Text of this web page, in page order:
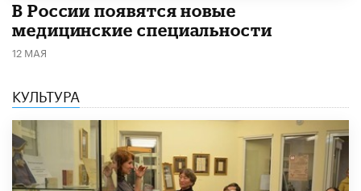
В России появятся новые
медицинские специальности
12 МАЯ
КУЛЬТУРА